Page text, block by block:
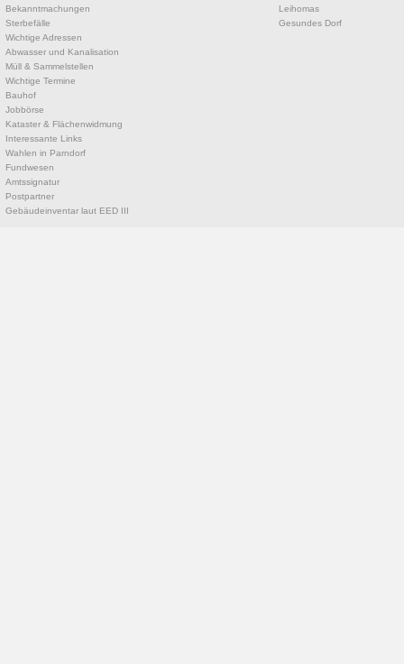
Bekanntmachungen
Sterbefälle
Wichtige Adressen
Abwasser und Kanalisation
Müll & Sammelstellen
Wichtige Termine
Bauhof
Jobbörse
Kataster & Flächenwidmung
Interessante Links
Wahlen in Parndorf
Fundwesen
Amtssignatur
Postpartner
Gebäudeinventar laut EED III
Leihomas
Gesundes Dorf